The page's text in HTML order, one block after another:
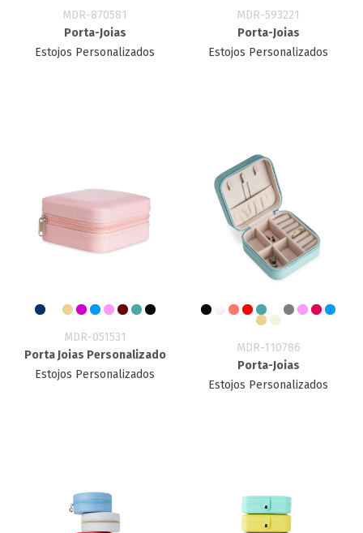
MDR-870581
Porta-Joias
Estojos Personalizados
MDR-593221
Porta-Joias
Estojos Personalizados
MDR-051531
Porta Joias Personalizado
Estojos Personalizados
MDR-110786
Porta-Joias
Estojos Personalizados